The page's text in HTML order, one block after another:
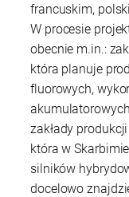
francuskim,
W procesie
obecnie m.in.:
która planuje
fluorowych,
zakłady
która w
silników
docelowo